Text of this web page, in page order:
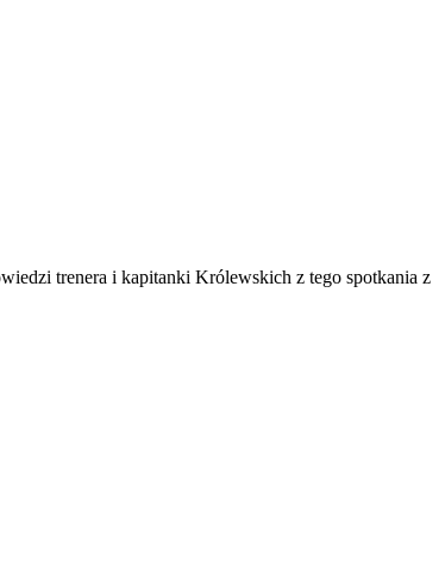
trenera i kapitanki Królewskich z tego spotkania z